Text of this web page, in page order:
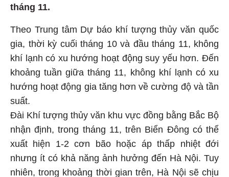
tháng 11.
Theo Trung tâm Dự báo khí tượng thủy văn quốc
gia, thời kỳ cuối tháng 10 và đầu tháng 11, không
khí lạnh có xu hướng hoạt động suy yếu hơn. Đến
khoảng tuần giữa tháng 11, không khí lạnh có xu
hướng hoạt động gia tăng hơn về cường độ và tần
suất.
Đài Khí tượng thủy văn khu vực đồng bằng Bắc Bộ
nhận định, trong tháng 11, trên Biển Đông có thể
xuất hiện 1-2 cơn bão hoặc áp thấp nhiệt đới
nhưng ít có khả năng ảnh hưởng đến Hà Nội. Tuy
nhiên, trong khoảng thời gian trên, Hà Nội sẽ chịu